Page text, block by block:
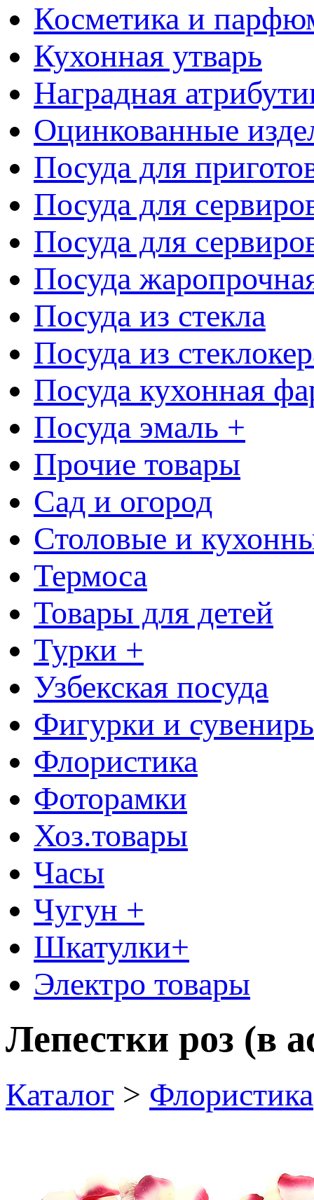
Косметика и
Кухонная утварь
Наградная
Оцинкованные
Посуда для
Посуда для
Посуда для
Посуда
Посуда из стекла
Посуда из
Посуда кухонная
Посуда эмаль +
Прочие товары
Сад и огород
Столовые и
Термоса
Товары для детей
Турки +
Узбекская посуда
Фигурки и
Флористика
Фоторамки
Хоз.товары
Часы
Чугун +
Шкатулки+
Электро товары
Лепестки роз (в
Каталог > Флористика